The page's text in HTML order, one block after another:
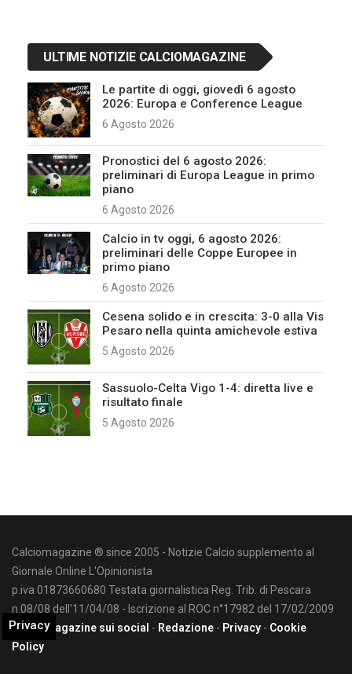
ULTIME NOTIZIE CALCIOMAGAZINE
Le partite di oggi, giovedì 6 agosto
2026: Europa e Conference League
6 Agosto 2026
Pronostici del 6 agosto 2026:
preliminari di Europa League in primo
piano
6 Agosto 2026
Calcio in tv oggi, 6 agosto 2026:
preliminari delle Coppe Europee in
primo piano
6 Agosto 2026
Cesena solido e in crescita: 3-0 alla Vis
Pesaro nella quinta amichevole estiva
5 Agosto 2026
Sassuolo-Celta Vigo 1-4: diretta live e
risultato finale
5 Agosto 2026
Calciomagazine ® since 2005 - Notizie Calcio supplemento al
Giornale Online L'Opinionista
p.iva 01873660680 Testata giornalistica Reg. Trib. di Pescara
n.08/08 dell'11/04/08 - Iscrizione al ROC n°17982 del 17/02/2009
Calciomagazine sui social - Redazione - Privacy - Cookie
Policy
Privacy